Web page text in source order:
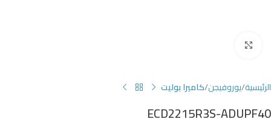
الرئيسية يوروفيجن كاميرا بوليت
ECD2215R3S-ADUPF40